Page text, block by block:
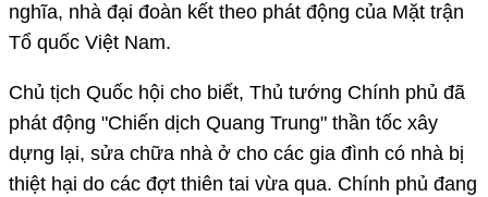
nghĩa, nhà đại đoàn kết theo phát động của Mặt trận
Tổ quốc Việt Nam.
Chủ tịch Quốc hội cho biết, Thủ tướng Chính phủ đã
phát động "Chiến dịch Quang Trung" thần tốc xây
dựng lại, sửa chữa nhà ở cho các gia đình có nhà bị
thiệt hại do các đợt thiên tai vừa qua. Chính phủ đang